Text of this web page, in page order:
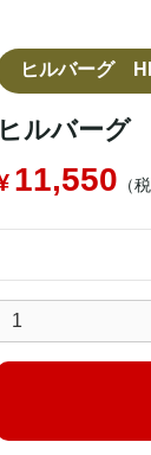
ヒルバーグ
ヒルバーグ
11,550 （